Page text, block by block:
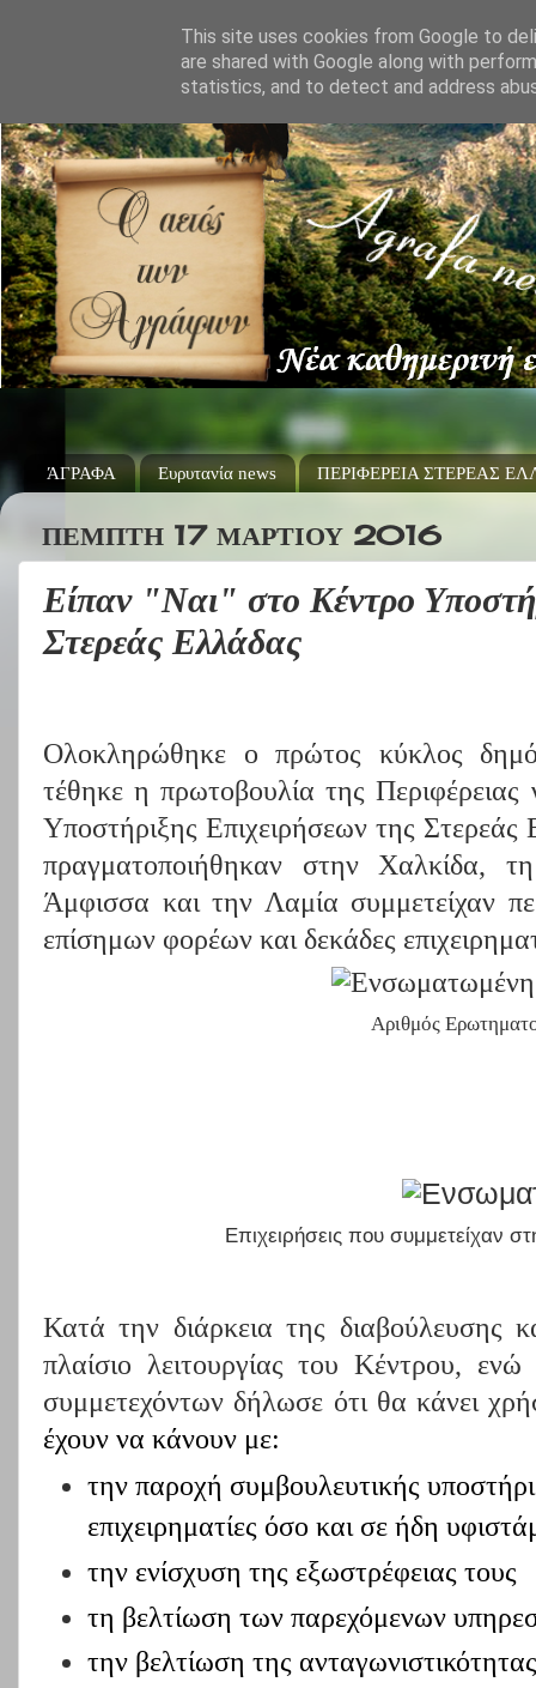
ΆΓΡΑΦΑ Ευρυτανία news ΠΕΡΙΦΕΡΕΙΑ ΣΤΕΡΕΑΣ
ΠΈΜΠΤΗ 17 ΜΑΡΤΊΟΥ 2016
Είπαν "Ναι" στο Κέντρο
Στερεάς Ελλάδας
Ολοκληρώθηκε ο πρώτος κύκλος
τέθηκε η πρωτοβουλία της
Υποστήριξης Επιχειρήσεων της Στερεάς
πραγματοποιήθηκαν στην Χαλκίδα,
Άμφισσα και την Λαμία συμμετείχαν
επίσημων φορέων και δεκάδες
Αριθμός
Επιχειρήσεις που συμμετείχαν
Κατά την διάρκεια της διαβούλευσης
πλαίσιο λειτουργίας του Κέντρου,
συμμετεχόντων δήλωσε ότι θα κάνει
έχουν να κάνουν με:
την παροχή συμβουλευτικής
επιχειρηματίες όσο και σε ήδη
την ενίσχυση της εξωστρέφειας τους
τη βελτίωση των παρεχόμενων
την βελτίωση της
This site uses cookies from Google to
are shared with Google along with
statistics, and to detect and address